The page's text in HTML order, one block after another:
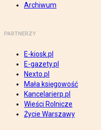
Archiwum
PARTNERZY
E-kiosk.pl
E-gazety.pl
Nexto.pl
Mała księgowość
Kancelarierp.pl
Wieści Rolnicze
Życie Warszawy